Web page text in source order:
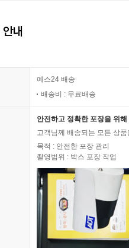
내
예스24 배송
배송비 : 무료배송
안전하고 정확한 포장을 위
고객님께 배송되는 모든 상
목적 : 안전한 포장 관리
촬영범위 : 박스 포장 작업